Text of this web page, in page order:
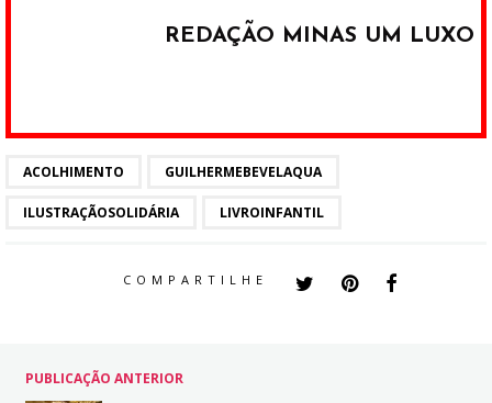
REDAÇÃO MINAS UM LUXO
ACOLHIMENTO GUILHERMEBEVELAQUA
ILUSTRAÇÃOSOLIDÁRIA LIVROINFANTIL
COMPARTILHE
PUBLICAÇÃO ANTERIOR